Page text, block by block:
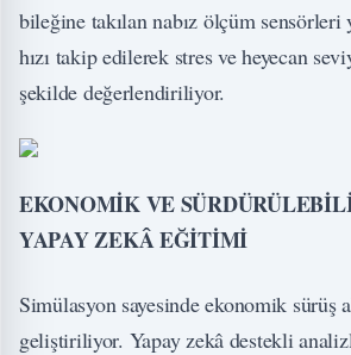
bileğine takılan nabız ölçüm sensörleri
hızı takip edilerek stres ve heyecan
şekilde değerlendiriliyor.
EKONOMİK VE
YAPAY ZEKÂ EĞİTİMİ
Simülasyon sayesinde ekonomik sürüş
geliştiriliyor. Yapay zekâ destekli